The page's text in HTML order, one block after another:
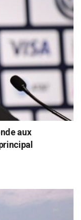
aux